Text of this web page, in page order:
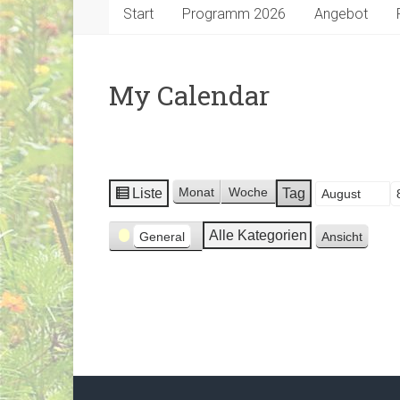
Start Programm 2026 Angebot
My Calendar
A
n
s
s
Liste Monat Woche Tag
Monat
Tag
Jahr
Kategorien
General Alle Kategorien Ansicht
a